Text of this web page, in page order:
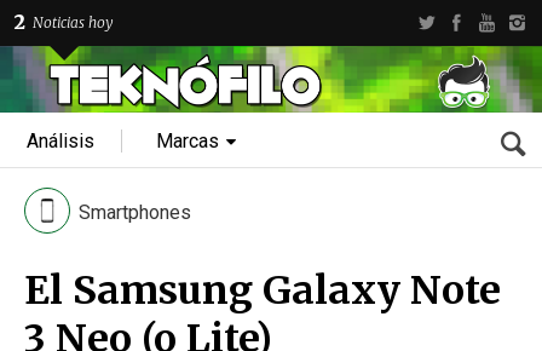
2 Noticias hoy
Análisis Marcas
Smartphones
El Samsung Galaxy Note
3 Neo (o Lite)